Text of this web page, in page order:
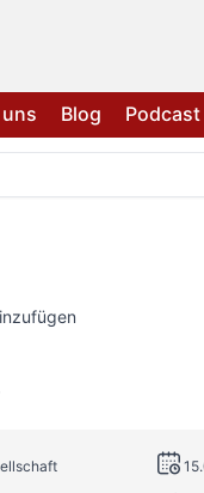
Blog Podcast